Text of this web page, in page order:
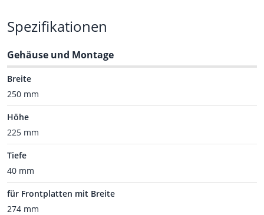
Spezifikationen
Gehäuse und Montage
Breite
250 mm
Höhe
225 mm
Tiefe
40 mm
für Frontplatten mit Breite
274 mm